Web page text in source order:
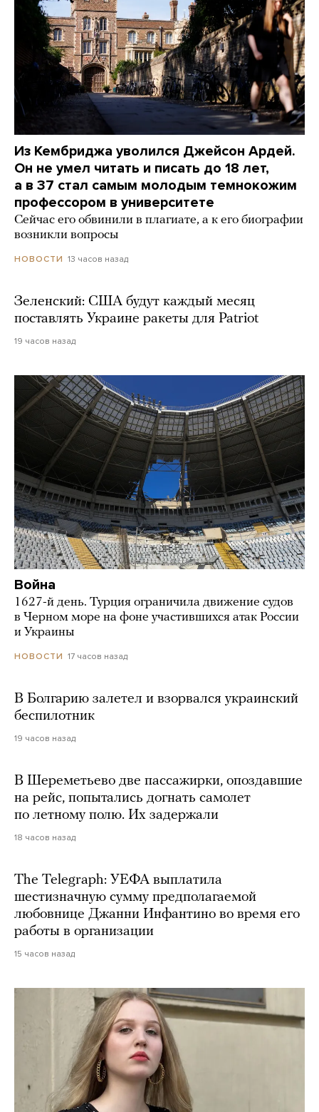
Из Кембриджа уволился Джейсон Ардей.
Он не умел читать и писать до 18 лет,
а в 37 стал самым молодым темнокожим
профессором в университете
Сейчас его обвинили в плагиате, а к его биографии
возникли вопросы
НОВОСТИ 13 часов назад
Зеленский: США будут каждый месяц
поставлять Украине ракеты для Patriot
19 часов назад
Война
1627-й день. Турция ограничила движение судов
в Черном море на фоне участившихся атак России
и Украины
НОВОСТИ 17 часов назад
В Болгарию залетел и взорвался украинский
беспилотник
19 часов назад
В Шереметьево две пассажирки, опоздавшие
на рейс, попытались догнать самолет
по летному полю. Их задержали
18 часов назад
The Telegraph: УЕФА выплатила
шестизначную сумму предполагаемой
любовнице Джанни Инфантино во время его
работы в организации
15 часов назад